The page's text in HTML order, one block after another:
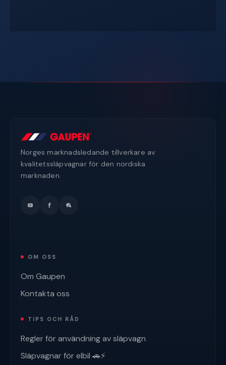
Norges marknadsledande tillverkare av
kvalitetssläpvagnar för den nordiska
marknaden.
OM OSS
Om Gaupen
Kontakta oss
TIPS OCH RÅD
Regler för användning av släpvagn
Släpvagnar för elbil 🚗⚡